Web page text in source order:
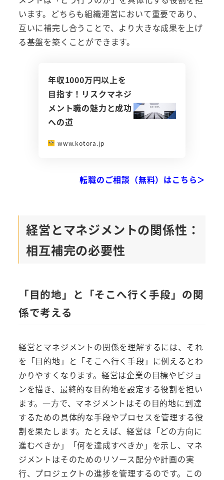
います。どちらも組織運営において重要であり、
互いに補完し合うことで、より大きな成果を上げ
る基盤を築くことができます。
年収1000万円以上を
目指す！リスクマネジ
メント職の魅力と成功
への道
www.kotora.jp
転職のご相談（無料）はこちら＞
経営とマネジメントの関係性：
相互補完の必要性
「目的地」と「そこへ行く手段」の関
係で考える
経営とマネジメントの関係を理解するには、それ
を「目的地」と「そこへ行く手段」に例えるとわ
かりやすくなります。経営は企業の目標やビジョ
ンを描き、最終的な目的地を設定する役割を担い
ます。一方で、マネジメントはその目的地に到達
するための具体的な手段やプロセスを管理する役
割を果たします。たとえば、経営は「どの方向に
進むべきか」「何を達成すべきか」を示し、マネ
ジメントはそのためのリソース配分や計画の実
行、プロジェクトの進捗を管理するのです。この